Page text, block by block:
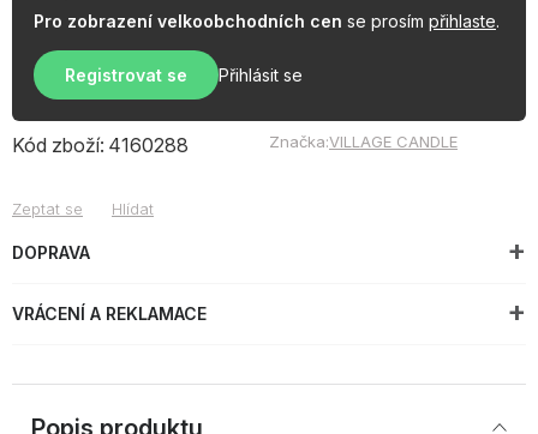
Pro zobrazení velkoobchodních cen se prosím přihlaste.
Registrovat se Přihlásit se
Kód zboží: 4160288 Značka:VILLAGE CANDLE
Zeptat se Hlídat
DOPRAVA
VRÁCENÍ A REKLAMACE
Popis produktu